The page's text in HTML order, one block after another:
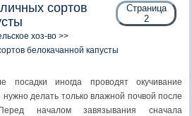
Страница
2
сортов
хоз-во >>
белокачанной капусты
посадки иногда проводят окучивание
делать только влажной почвой после
началом завязывания сначала